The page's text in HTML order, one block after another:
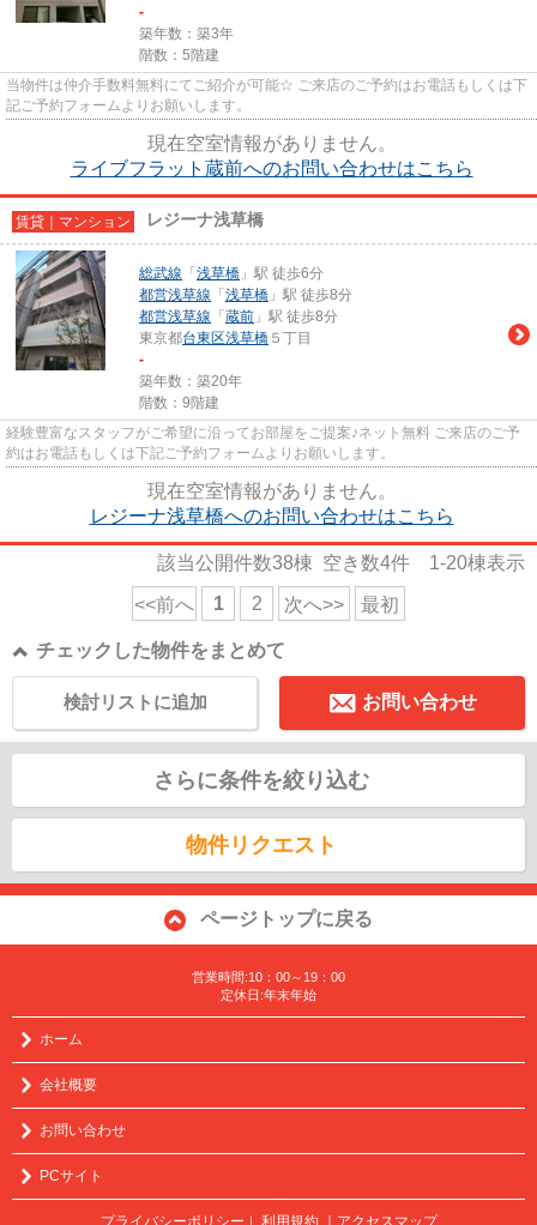
-
築年数：築3年
階数：5階建
当物件は仲介手数料無料にてご紹介が可能☆ ご来店のご予約はお電話もしくは下
記ご予約フォームよりお願いします。
現在空室情報がありません。
ライブフラット蔵前へのお問い合わせはこちら
賃貸｜マンション レジーナ浅草橋
総武線 「 浅草橋 」駅 徒歩6分
都営浅草線 「 浅草橋 」駅 徒歩8分
都営浅草線 「 蔵前 」駅 徒歩8分
東京都台東区浅草橋 ５丁目
-
築年数：築20年
階数：9階建
経験豊富なスタッフがご希望に沿ってお部屋をご提案♪ネット無料 ご来店のご予
約はお電話もしくは下記ご予約フォームよりお願いします。
現在空室情報がありません。
レジーナ浅草橋へのお問い合わせはこちら
該当公開件数38棟 空き数4件 1-20棟表示
<<前へ 1 2 次へ>> 最初
チェックした物件をまとめて
お問い合わせ
検討リストに追加
さらに条件を絞り込む
物件リクエスト
ページトップに戻る
営業時間:10：00～19：00
定休日:年末年始
ホーム
会社概要
お問い合わせ
PCサイト
プライバシーポリシー ｜ 利用規約 ｜アクセスマップ